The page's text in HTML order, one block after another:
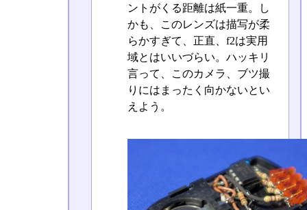
ントがくる距離は紙一重。し
かも、このレンズは描写が柔
らかすぎて、正直、f2は実用
域とはいいづらい。ハッキリ
言って、このカメラ、ブツ撮
りにはまったく向かないとい
えよう。